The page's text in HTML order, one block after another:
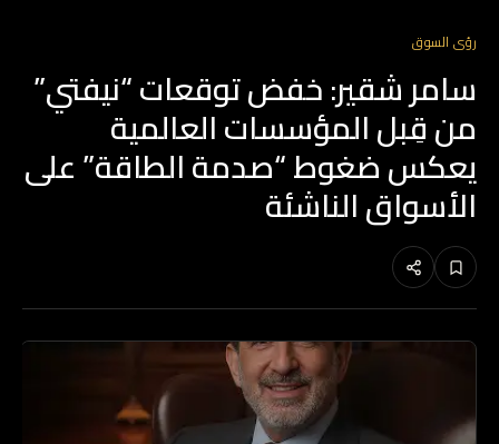
رؤى السوق
سامر شقير: خفض توقعات “نيفتي”
من قِبل المؤسسات العالمية
يعكس ضغوط “صدمة الطاقة” على
الأسواق الناشئة